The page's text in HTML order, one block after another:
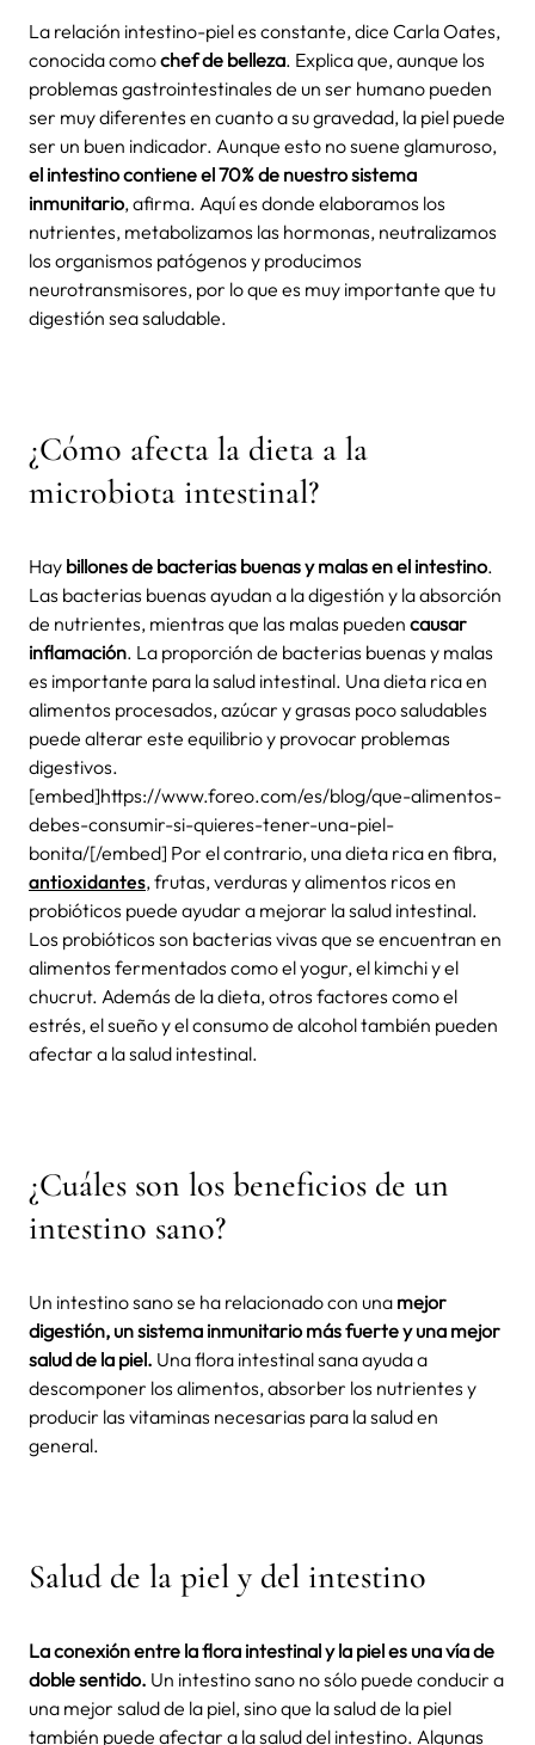
La relación intestino-piel es constante, dice Carla Oates,
conocida comochef de belleza. Explica que, aunque los
problemas gastrointestinales de un ser humano pueden
ser muy diferentes en cuanto a su gravedad, la piel puede
ser un buen indicador. Aunque esto no suene glamuroso,
el intestino contiene el 70% de nuestro sistema
inmunitario, afirma. Aquí es donde elaboramos los
nutrientes, metabolizamos las hormonas, neutralizamos
los organismos patógenos y producimos
neurotransmisores, por lo que es muy importante que tu
digestión sea saludable.
¿Cómo afecta la dieta a la
microbiota intestinal?
Hay billones de bacterias buenas y malas en el intestino.
Las bacterias buenas ayudan a la digestión y la absorción
de nutrientes, mientras que las malas pueden causar
inflamación. La proporción de bacterias buenas y malas
es importante para la salud intestinal. Una dieta rica en
alimentos procesados, azúcar y grasas poco saludables
puede alterar este equilibrio y provocar problemas
digestivos.
[embed]https://www.foreo.com/es/blog/que-alimentos-
debes-consumir-si-quieres-tener-una-piel-
bonita/[/embed] Por el contrario, una dieta rica en fibra,
antioxidantes, frutas, verduras y alimentos ricos en
probióticos puede ayudar a mejorar la salud intestinal.
Los probióticos son bacterias vivas que se encuentran en
alimentos fermentados como el yogur, el kimchi y el
chucrut. Además de la dieta, otros factores como el
estrés, el sueño y el consumo de alcohol también pueden
afectar a la salud intestinal.
¿Cuáles son los beneficios de un
intestino sano?
Un intestino sano se ha relacionado con una mejor
digestión, un sistema inmunitario más fuerte y una mejor
salud de la piel. Una flora intestinal sana ayuda a
descomponer los alimentos, absorber los nutrientes y
producir las vitaminas necesarias para la salud en
general.
Salud de la piel y del intestino
La conexión entre la flora intestinal y la piel es una vía de
doble sentido. Un intestino sano no sólo puede conducir a
una mejor salud de la piel, sino que la salud de la piel
también puede afectar a la salud del intestino. Algunas